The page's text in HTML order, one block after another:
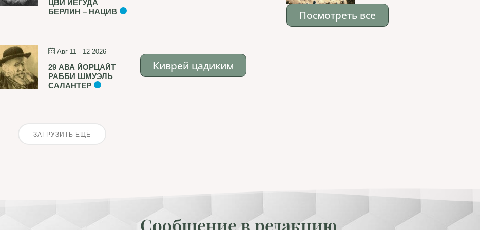
ЦВИ ЙЕГУДА
БЕРЛИН – НАЦИВ
Авг 11 - 12 2026
29 АВА ЙОРЦАЙТ
РАББИ ШМУЭЛЬ
САЛАНТЕР
ЗАГРУЗИТЬ ЕЩЁ
Киврей цадиким
Посмотреть все
Сообщение в редакцию